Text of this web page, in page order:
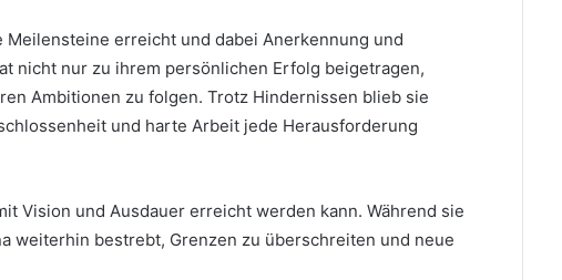
Meilensteine ​​erreicht und dabei Anerkennung und
nicht nur zu ihrem persönlichen Erfolg beigetragen,
Ambitionen zu folgen. Trotz Hindernissen blieb sie
und harte Arbeit jede Herausforderung
Vision und Ausdauer erreicht werden kann. Während sie
weiterhin bestrebt, Grenzen zu überschreiten und neue